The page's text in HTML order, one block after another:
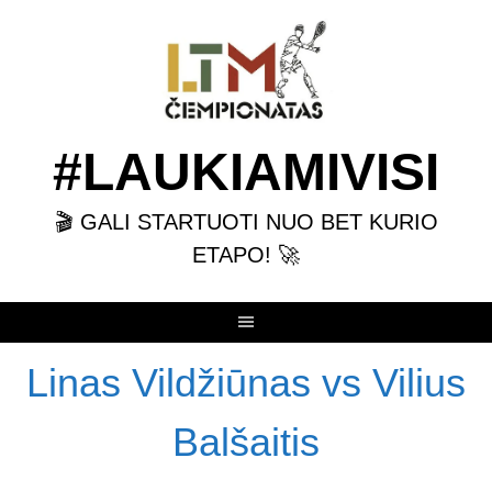
#LAUKIAMIVISI
🎬 GALI STARTUOTI NUO BET KURIO
ETAPO! 🚀
Linas Vildžiūnas vs Vilius
Balšaitis